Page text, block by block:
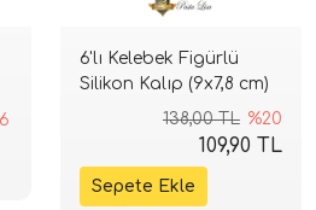
6'lı Kelebek Figürlü
Silikon Kalıp (9x7,8 cm)
138,00 TL %20
109,90 TL